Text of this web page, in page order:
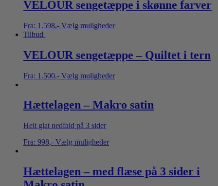
VELOUR sengetæppe i skønne farver
Fra: 1.598,- Vælg muligheder
Tilbud
VELOUR sengetæppe – Quiltet i tern
Fra: 1.500,- Vælg muligheder
Hættelagen – Makro satin
Helt glat nedfald på 3 sider
Fra: 998,- Vælg muligheder
Hættelagen – med flæse på 3 sider i